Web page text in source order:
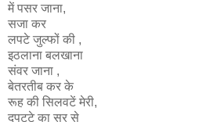
में पसर जाना,
सजा कर
लपटे जुल्फों की ,
इठलाना बलखाना
संवर जाना ,
बेतरतीब कर के
रूह की सिलवटें मेरी,
दुपट्टे का सर से